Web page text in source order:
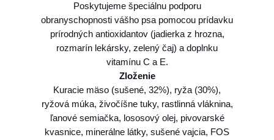
k
g
Poskytujeme špeciálnu podporu
obranyschopnosti vášho psa pomocou prídavku
prírodných antioxidantov (jadierka z hrozna,
rozmarín lekársky, zelený čaj) a doplnku
vitamínu C a E.
Zloženie
Kuracie mäso (sušené, 32%), ryža (30%),
ryžová múka, živočíšne tuky, rastlinná vláknina,
ľanové semiačka, lososový olej, pivovarské
kvasnice, minerálne látky, sušené vajcia, FOS